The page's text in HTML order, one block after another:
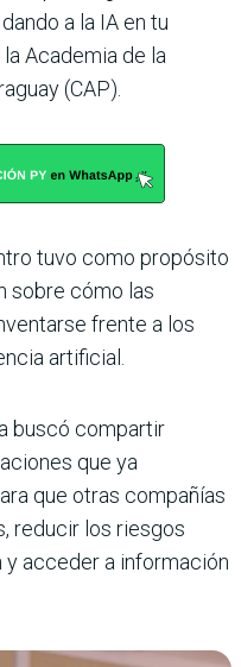
a la IA en tu
Academia de la
(CAP).
tuvo como propósito
sobre cómo las
frente a los
artificial.
buscó compartir
que ya
que otras compañías
reducir los riesgos
acceder a información